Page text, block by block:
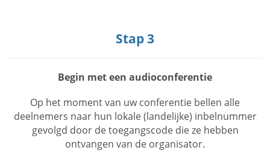
Stap 3
Begin met een audioconferentie
Op het moment van uw conferentie bellen alle
deelnemers naar hun lokale (landelijke) inbelnummer
gevolgd door de toegangscode die ze hebben
ontvangen van de organisator.